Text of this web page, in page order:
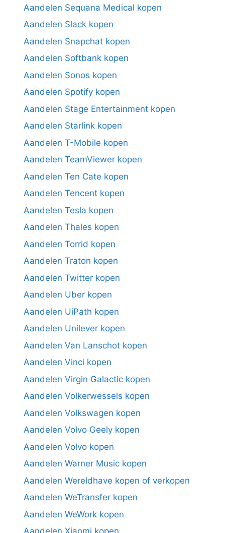
Aandelen Sequana Medical kopen
Aandelen Slack kopen
Aandelen Snapchat kopen
Aandelen Softbank kopen
Aandelen Sonos kopen
Aandelen Spotify kopen
Aandelen Stage Entertainment kopen
Aandelen Starlink kopen
Aandelen T-Mobile kopen
Aandelen TeamViewer kopen
Aandelen Ten Cate kopen
Aandelen Tencent kopen
Aandelen Tesla kopen
Aandelen Thales kopen
Aandelen Torrid kopen
Aandelen Traton kopen
Aandelen Twitter kopen
Aandelen Uber kopen
Aandelen UiPath kopen
Aandelen Unilever kopen
Aandelen Van Lanschot kopen
Aandelen Vinci kopen
Aandelen Virgin Galactic kopen
Aandelen Volkerwessels kopen
Aandelen Volkswagen kopen
Aandelen Volvo Geely kopen
Aandelen Volvo kopen
Aandelen Warner Music kopen
Aandelen Wereldhave kopen of verkopen
Aandelen WeTransfer kopen
Aandelen WeWork kopen